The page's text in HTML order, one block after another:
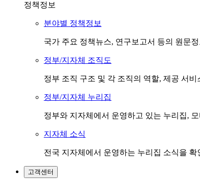
정책정보
분야별 정책정보
국가 주요 정책뉴스, 연구보고서 등의 원문
정부/지자체 조직도
정부 조직 구조 및 각 조직의 역할, 제공 서
정부/지자체 누리집
정부와 지자체에서 운영하고 있는 누리집,
지자체 소식
전국 지자체에서 운영하는 누리집 소식을 확
고객센터